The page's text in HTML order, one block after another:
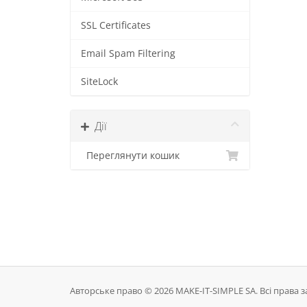
SSL Certificates
Email Spam Filtering
SiteLock
Дії
Переглянути кошик
Авторське право © 2026 MAKE-IT-SIMPLE SA. Всі права